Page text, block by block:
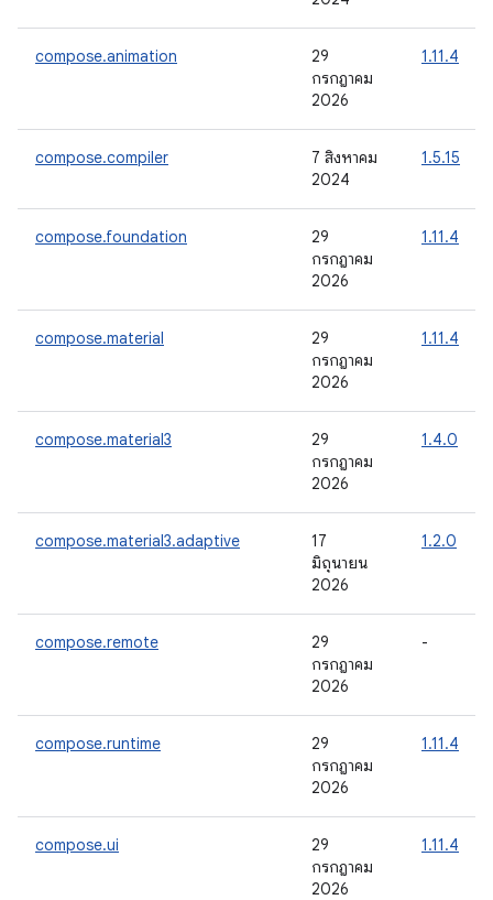
compose.animation
29
กรกฎาคม
2026
1.11.4
compose.compiler
7 สิงหาคม
2024
1.5.15
compose.foundation
29
กรกฎาคม
2026
1.11.4
compose.material
29
กรกฎาคม
2026
1.11.4
compose.material3
29
กรกฎาคม
2026
1.4.0
compose.material3.adaptive
17
มิถุนายน
2026
1.2.0
compose.remote
29
กรกฎาคม
2026
-
compose.runtime
29
กรกฎาคม
2026
1.11.4
compose.ui
29
กรกฎาคม
2026
1.11.4